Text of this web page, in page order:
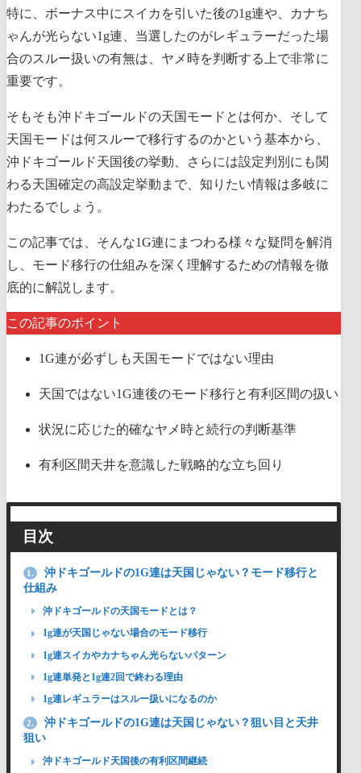
特に、ボーナス中にスイカを引いた後の1g連や、カナち
ゃんが光らない1g連、当選したのがレギュラーだった場
合のスルー扱いの有無は、ヤメ時を判断する上で非常に
重要です。
そもそも沖ドキゴールドの天国モードとは何か、そして
天国モードは何スルーで移行するのかという基本から、
沖ドキゴールド天国後の挙動、さらには設定判別にも関
わる天国確定の高設定挙動まで、知りたい情報は多岐に
わたるでしょう。
この記事では、そんな1G連にまつわる様々な疑問を解消
し、モード移行の仕組みを深く理解するための情報を徹
底的に解説します。
この記事のポイント
1G連が必ずしも天国モードではない理由
天国ではない1G連後のモード移行と有利区間の扱い
状況に応じた的確なヤメ時と続行の判断基準
有利区間天井を意識した戦略的な立ち回り
目次
1.
沖ドキゴールドの1G連は天国じゃない？モード移行と
仕組み
沖ドキゴールドの天国モードとは？
1g連が天国じゃない場合のモード移行
1g連スイカやカナちゃん光らないパターン
1g連単発と1g連2回で終わる理由
1g連レギュラーはスルー扱いになるのか
2.
沖ドキゴールドの1G連は天国じゃない？狙い目と天井
狙い
沖ドキゴールド天国後の有利区間継続